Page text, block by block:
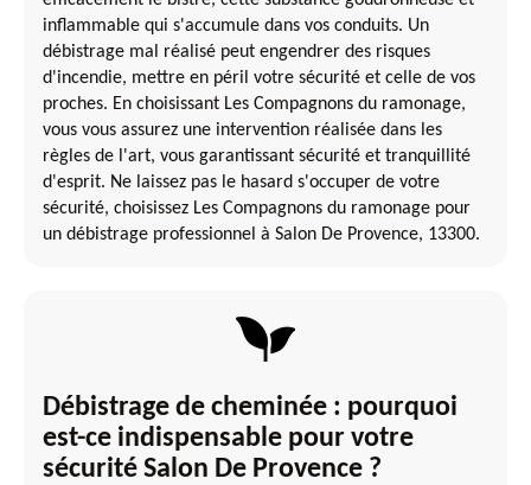
inflammable qui s'accumule dans vos conduits. Un
débistrage mal réalisé peut engendrer des risques
d'incendie, mettre en péril votre sécurité et celle de vos
proches. En choisissant Les Compagnons du ramonage,
vous vous assurez une intervention réalisée dans les
règles de l'art, vous garantissant sécurité et tranquillité
d'esprit. Ne laissez pas le hasard s'occuper de votre
sécurité, choisissez Les Compagnons du ramonage pour
un débistrage professionnel à Salon De Provence, 13300.
Débistrage de cheminée : pourquoi
est-ce indispensable pour votre
sécurité Salon De Provence ?